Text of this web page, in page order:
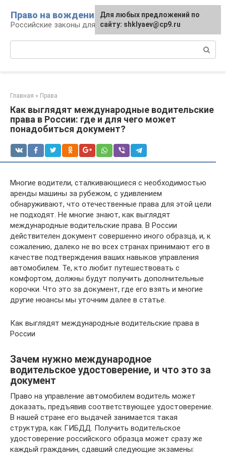
контенту
Право на вождение
Российские законы для автомобилистов
Главная » Права
Как выглядят международные водительские
права в России: где и для чего может
понадобиться документ?
Многие водители, сталкивающиеся с необходимостью
аренды машины за рубежом, с удивлением
обнаруживают, что отечественные права для этой цели
не подходят. Не многие знают, как выглядят
международные водительские права. В России
действителен документ совершенно иного образца, и, к
сожалению, далеко не во всех странах принимают его в
качестве подтверждения ваших навыков управления
автомобилем. Те, кто любит путешествовать с
комфортом, должны будут получить дополнительные
корочки. Что это за документ, где его взять и многие
другие нюансы мы уточним далее в статье.
Как выглядят международные водительские права в
России
Зачем нужно международное
водительское удостоверение, и что это за
документ
Право на управление автомобилем водитель может
доказать, предъявив соответствующее удостоверение.
В нашей стране его выдачей занимается такая
структура, как ГИБДД. Получить водительское
удостоверение российского образца может сразу же
каждый гражданин, сдавший следующие экзамены:
Для любых предложений по
сайту: shklyaev@cp9.ru